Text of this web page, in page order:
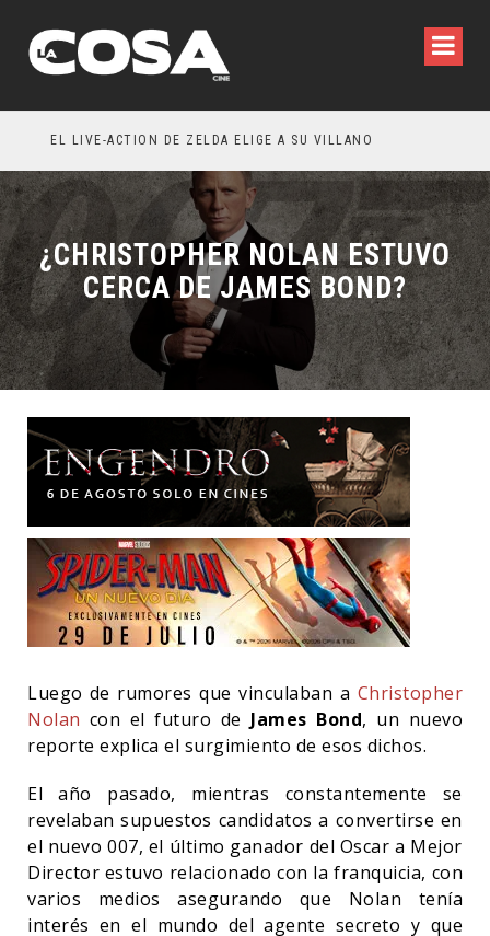
EL LIVE-ACTION DE ZELDA ELIGE A SU VILLANO
¿CHRISTOPHER NOLAN ESTUVO
CERCA DE JAMES BOND?
Luego de rumores que vinculaban a Christopher
Nolan con el futuro de James Bond, un nuevo
reporte explica el surgimiento de esos dichos.
El año pasado, mientras constantemente se
revelaban supuestos candidatos a convertirse en
el nuevo 007, el último ganador del Oscar a Mejor
Director estuvo relacionado con la franquicia, con
varios medios asegurando que Nolan tenía
interés en el mundo del agente secreto y que